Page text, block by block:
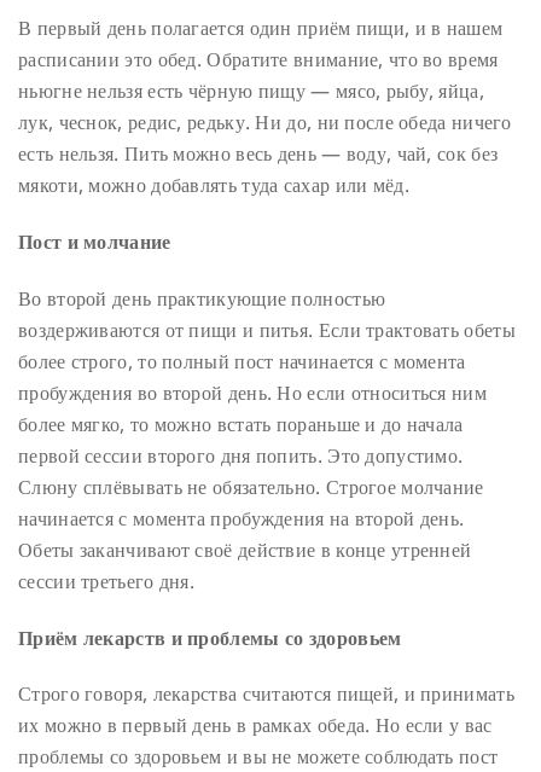
В первый день полагается один приём пищи, и в нашем
расписании это обед. Обратите внимание, что во время
ньюгне нельзя есть чёрную пищу — мясо, рыбу, яйца,
лук, чеснок, редис, редьку. Ни до, ни после обеда ничего
есть нельзя. Пить можно весь день — воду, чай, сок без
мякоти, можно добавлять туда сахар или мёд.
Пост и молчание
Во второй день практикующие полностью
воздерживаются от пищи и питья. Если трактовать обеты
более строго, то полный пост начинается с момента
пробуждения во второй день. Но если относиться ним
более мягко, то можно встать пораньше и до начала
первой сессии второго дня попить. Это допустимо.
Слюну сплёвывать не обязательно. Строгое молчание
начинается с момента пробуждения на второй день.
Обеты заканчивают своё действие в конце утренней
сессии третьего дня.
Приём лекарств и проблемы со здоровьем
Строго говоря, лекарства считаются пищей, и принимать
их можно в первый день в рамках обеда. Но если у вас
проблемы со здоровьем и вы не можете соблюдать пост